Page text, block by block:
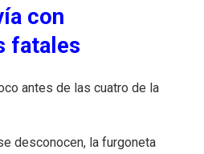
con
fatales
antes de las cuatro de la
desconocen, la furgoneta